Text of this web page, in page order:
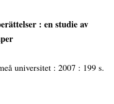
: en studie av
universitet : 2007 : 199 s.